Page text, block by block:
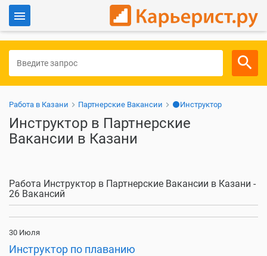
Для работодателей
Работа в Казани Партнерские Вакансии ⚫Инструктор
Инструктор в Партнерские
Вакансии в Казани
Работа Инструктор в Партнерские Вакансии в Казани -
26 Вакансий
30 Июля
Инструктор по плаванию